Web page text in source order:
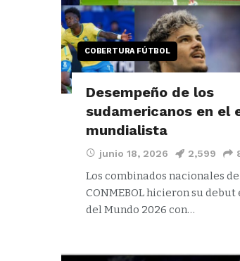
COBERTURA FÚTBOL
Desempeño de los
sudamericanos en el
mundialista
junio 18, 2026 2,599
Los combinados nacionales de
CONMEBOL hicieron su debut
del Mundo 2026 con…